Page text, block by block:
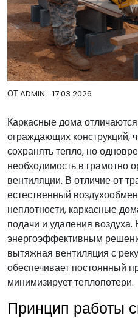
ОТADMIN 17.03.2026
Каркасные дома
ограждающих конструкций,
сохранять тепло, но
необходимость в грамотно
вентиляции. В отличие от
естественный
неплотности, каркасные
подачи и удаления
энергоэффективным
вытяжная вентиляция с
обеспечивает постоянный
минимизирует теплопотери.
Принцип работы